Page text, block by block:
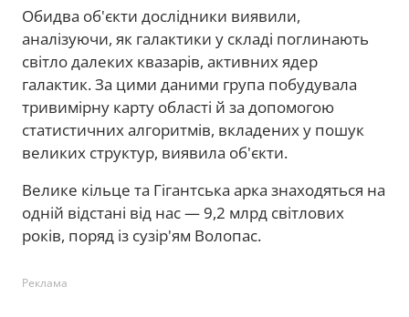
Обидва об'єкти дослідники виявили,
аналізуючи, як галактики у складі поглинають
світло далеких квазарів, активних ядер
галактик. За цими даними група побудувала
тривимірну карту області й за допомогою
статистичних алгоритмів, вкладених у пошук
великих структур, виявила об'єкти.
Велике кільце та Гігантська арка знаходяться на
одній відстані від нас — 9,2 млрд світлових
років, поряд із сузір'ям Волопас.
Реклама